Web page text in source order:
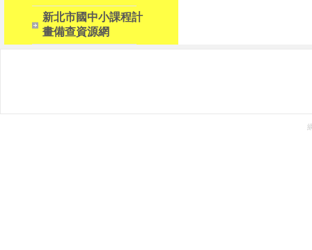
新北市國中小課程計
畫備查資源網